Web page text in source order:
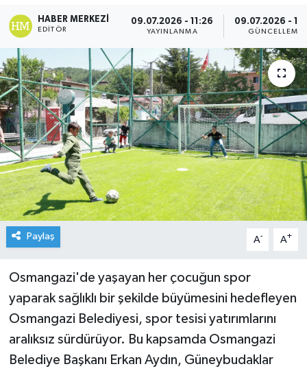
HABER MERKEZI
EDITÖR
09.07.2026 - 11:26
YAYINLANMA
09.07.2026 -
GÜNCELLEME
Paylaş A- A+
Osmangazi'de yaşayan her çocuğun spor
yaparak sağlıklı bir şekilde büyümesini hedefleyen
Osmangazi Belediyesi, spor tesisi yatırımlarını
aralıksız sürdürüyor. Bu kapsamda Osmangazi
Belediye Başkanı Erkan Aydın, Güneybudaklar